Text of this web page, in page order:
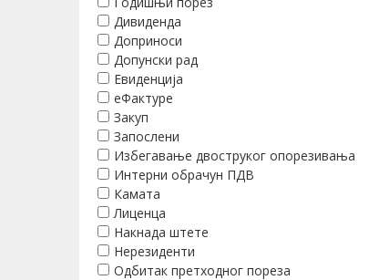
Дивиденда
Доприноси
Допунски рад
Евиденција
еФактуре
Закуп
Запослени
Избегавање двоструког опорезивања
Интерни обрачун ПДВ
Камата
Лиценца
Накнада штете
Нерезиденти
Одбитак претходног пореза